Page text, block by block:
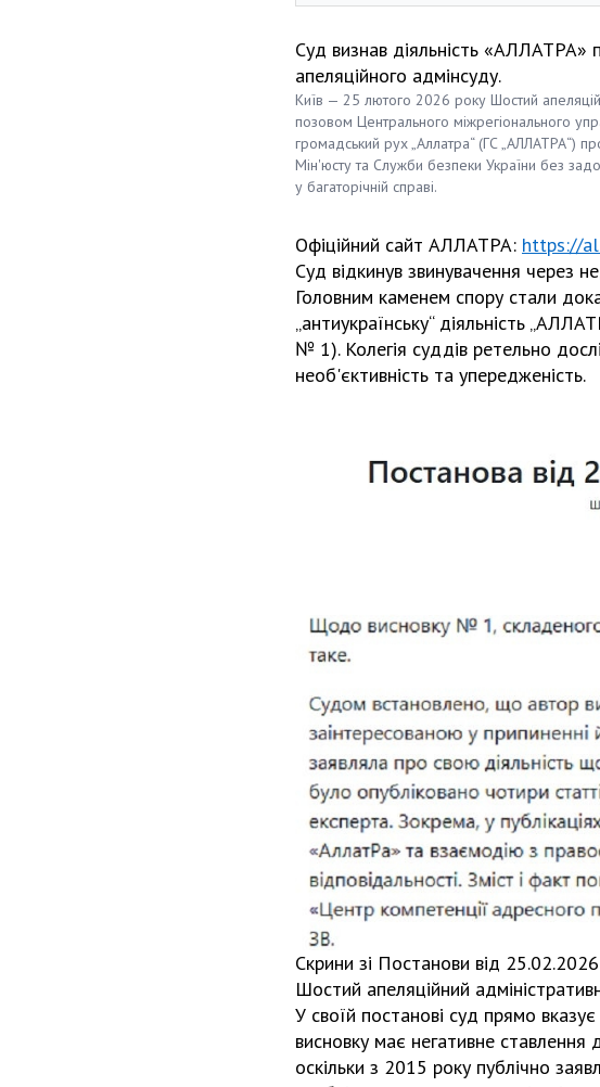
Суд визнав діяльність «АЛЛАТРА»
апеляційного адмінсуду.
Київ — 25 лютого 2026 року Шостий
позовом Центрального міжрегіонального
громадський рух „Аллатра“ (ГС „АЛЛАТРА“)
Мін'юсту та Служби безпеки України без
у багаторічній справі.
Офіційний сайт АЛЛАТРА: https://
Суд відкинув звинувачення через
Головним каменем спору стали
„антиукраїнську“ діяльність
№ 1). Колегія суддів ретельно
необ'єктивність та упередженість.
Скрини зі Постанови від
Шостий апеляційний
У своїй постанові суд прямо
висновку має негативне ставлення
оскільки з 2015 року публічно